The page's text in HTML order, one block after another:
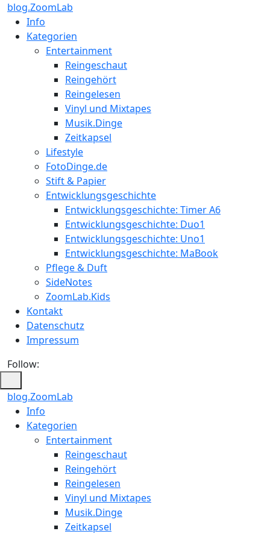
blog.ZoomLab
Info
Kategorien
Entertainment
Reingeschaut
Reingehört
Reingelesen
Vinyl und Mixtapes
Musik.Dinge
Zeitkapsel
Lifestyle
FotoDinge.de
Stift & Papier
Entwicklungsgeschichte
Entwicklungsgeschichte: Timer A6
Entwicklungsgeschichte: Duo1
Entwicklungsgeschichte: Uno1
Entwicklungsgeschichte: MaBook
Pflege & Duft
SideNotes
ZoomLab.Kids
Kontakt
Datenschutz
Impressum
Follow:
blog.ZoomLab
ZoomLab
//
Info
Kategorien
Entertainment
Reingeschaut
Reingehört
Reingelesen
Vinyl und Mixtapes
Musik.Dinge
Zeitkapsel